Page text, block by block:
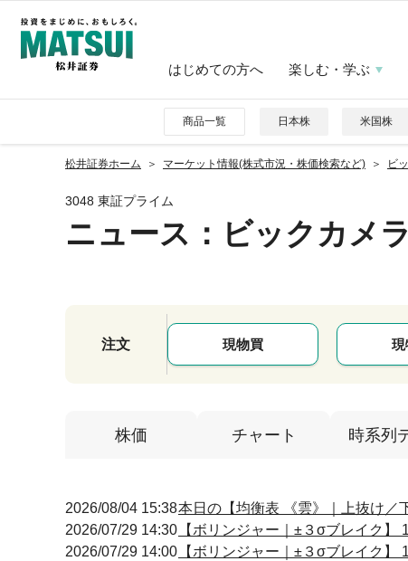
はじめての方へ 楽しむ・学ぶ
商品一覧 日本株 米国株
松井証券ホーム マーケット情報(株式市況・株価検索など) ビ
3048 東証プライム
ニュース ：ビックカメラ
注文 現物買 現
株価 チャート 時系列
2026/08/04 15:38本日の【均衡表 《雲》｜上抜け
2026/07/29 14:30 【ボリンジャー｜±３σブレイク
2026/07/29 14:00 【ボリンジャー｜±３σブレイク